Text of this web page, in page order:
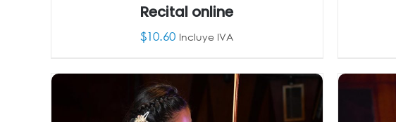
DETALLES
Recital online
$10.60 Incluye IVA